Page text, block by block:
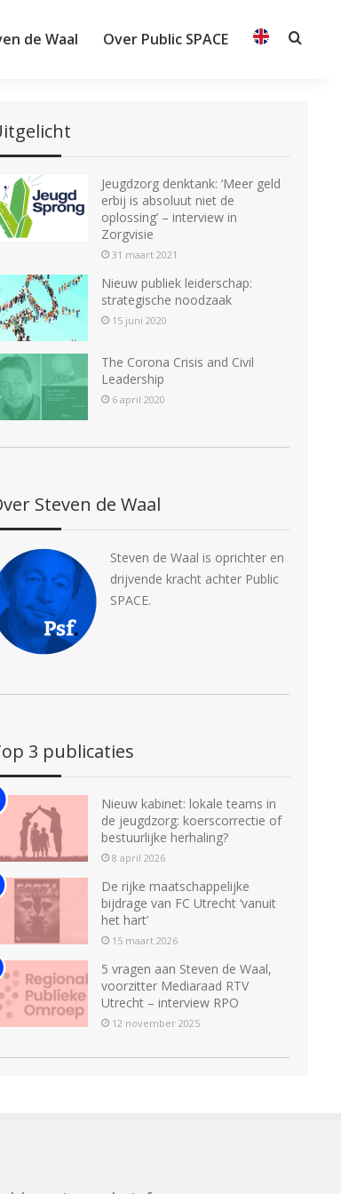
de Waal Over Public SPACE
Jeugdzorg denktank: ‘Meer geld
erbij is absoluut niet de
oplossing’ – interview in
Zorgvisie
31 maart 2021
Nieuw publiek leiderschap:
strategische noodzaak
15 juni 2020
The Corona Crisis and Civil
Leadership
6 april 2020
Steven de Waal
Steven de Waal is oprichter en
drijvende kracht achter Public
SPACE.
3 publicaties
Nieuw kabinet: lokale teams in
de jeugdzorg: koerscorrectie of
bestuurlijke herhaling?
8 april 2026
De rijke maatschappelijke
bijdrage van FC Utrecht ‘vanuit
het hart’
15 maart 2026
5 vragen aan Steven de Waal,
voorzitter Mediaraad RTV
Utrecht – interview RPO
12 november 2025